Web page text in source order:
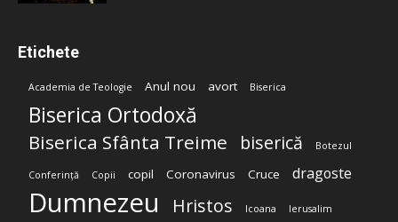
Etichete
Academia de Teologie Anul nou avort Biserica
Biserica Ortodoxă
Biserica Sfânta Treime biserică Botezul
Conferință Copii copil Coronavirus Cruce dragoste
Dumnezeu Hristos Icoana Ierusalim